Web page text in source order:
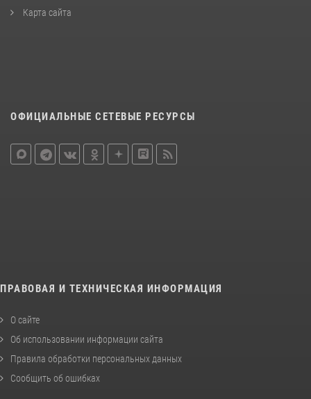
Карта сайта
ОФИЦИАЛЬНЫЕ СЕТЕВЫЕ РЕСУРСЫ
ПРАВОВАЯ И ТЕХНИЧЕСКАЯ ИНФОРМАЦИЯ
О сайте
Об использовании информации сайта
Правила обработки персональных данных
Сообщить об ошибках